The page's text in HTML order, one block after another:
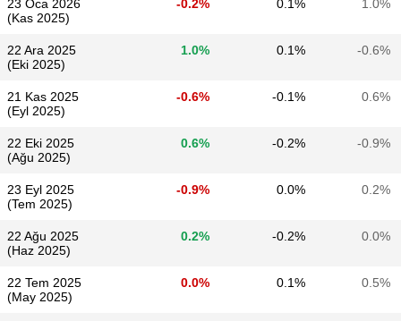
23 Oca 2026
(Kas 2025)
-0.2% 0.1% 1.0%
22 Ara 2025
(Eki 2025)
1.0% 0.1% -0.6%
21 Kas 2025
(Eyl 2025)
-0.6% -0.1% 0.6%
22 Eki 2025
(Ağu 2025)
0.6% -0.2% -0.9%
23 Eyl 2025
(Tem 2025)
-0.9% 0.0% 0.2%
22 Ağu 2025
(Haz 2025)
0.2% -0.2% 0.0%
22 Tem 2025
(May 2025)
0.0% 0.1% 0.5%